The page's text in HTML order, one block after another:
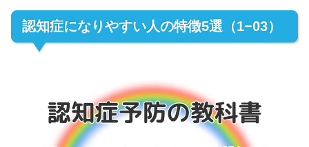
認知症になりやすい人の特徴5選（1−03）